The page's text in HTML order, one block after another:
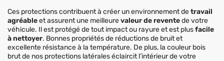
Ces protections contribuent à créer un environnement detravail
agréableet assurent une meilleurevaleur de reventede votre
véhicule. Il est protégé de tout impact ou rayure et est plusfacile
à nettoyer. Bonnes propriétés de réductions de bruit et
excellente résistance à la température. De plus, la couleur bois
brut de nos protections latérales éclaircit l’intérieur de votre